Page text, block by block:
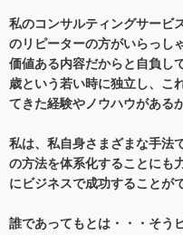
私のコンサルティングサービ
のリピーターの方がいらっし
価値ある内容だからと自負し
歳という若い時に独立し、こ
てきた経験やノウハウがある
私は、私自身さまざまな手法
の方法を体系化することにも
にビジネスで成功することが
誰であってもとは・・・そう